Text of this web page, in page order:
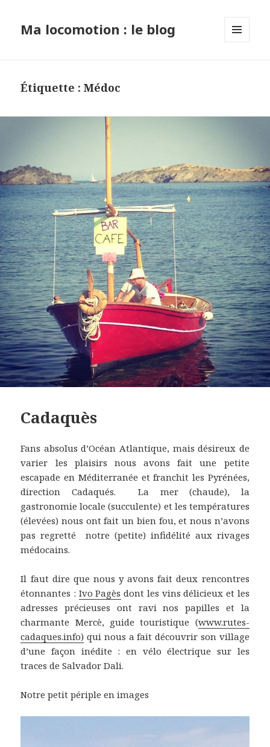
Ma locomotion : le blog
Étiquette : Médoc
Cadaquès
Fans absolus d’Océan Atlantique, mais désireux de
varier les plaisirs nous avons fait une petite
escapade en Méditerranée et franchit les Pyrénées,
direction Cadaqués. La mer (chaude), la
gastronomie locale (succulente) et les températures
(élevées) nous ont fait un bien fou, et nous n’avons
pas regretté notre (petite) infidélité aux rivages
médocains.
Il faut dire que nous y avons fait deux rencontres
étonnantes : Ivo Pagès dont les vins délicieux et les
adresses précieuses ont ravi nos papilles et la
charmante Mercè, guide touristique (www.rutes-
cadaques.info) qui nous a fait découvrir son village
d’une façon inédite : en vélo électrique sur les
traces de Salvador Dali.
Notre petit périple en images